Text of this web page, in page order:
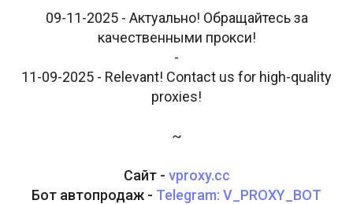
09-11-2025 - Актуально! Обращайтесь за
качественными прокси!
-
11-09-2025 - Relevant! Contact us for high-quality
proxies!
~
Сайт - vproxy.cc
Бот автопродаж - Telegram: V_PROXY_BOT